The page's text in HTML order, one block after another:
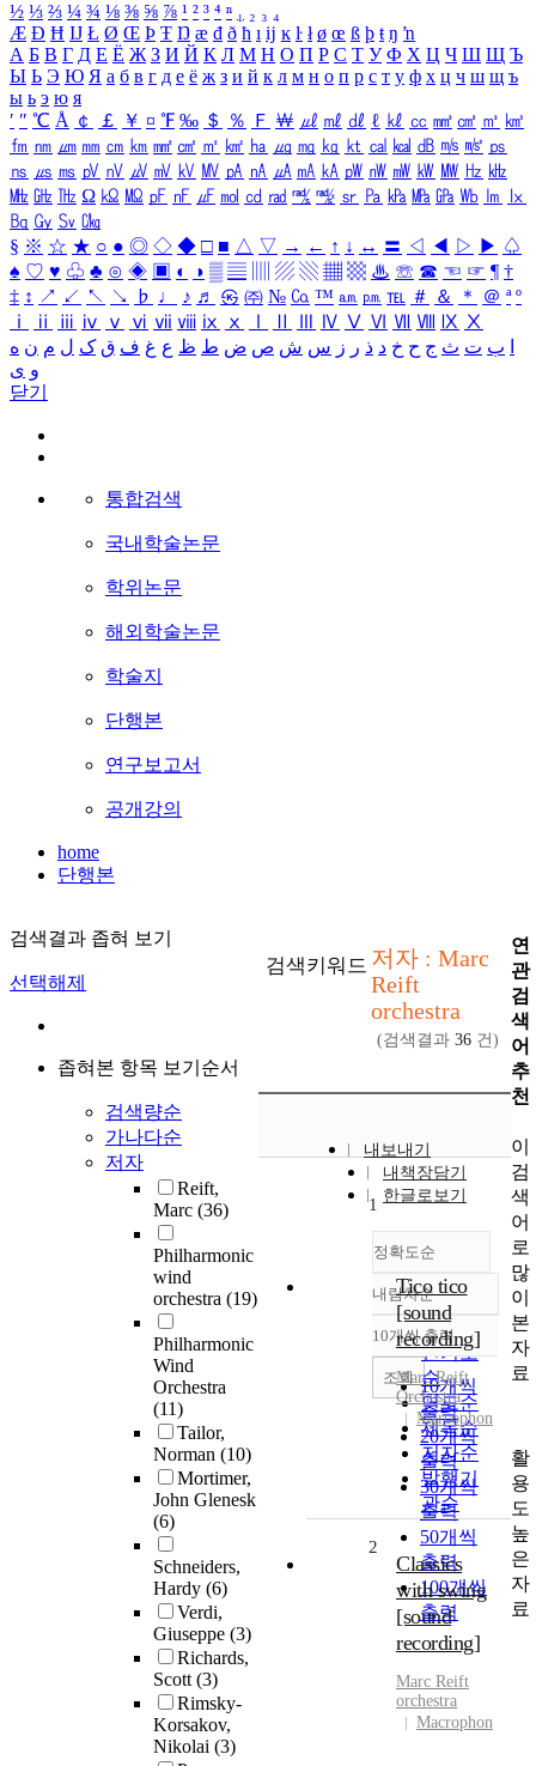
½ ⅓ ⅔ ¼ ¾ ⅛ ⅜ ⅝ ⅞ ¹ ² ³ ⁴ ⁿ ₁ ₂ ₃ ₄
Æ Ð Ħ Ĳ Ł Ø Œ Þ Ŧ Ŋ æ đ ð ħ ı ĳ ĸ ŀ ł ø œ ß þ ŧ ŋ ŉ
А Б В Г Д Е Ё Ж З И Й К Л М Н О П Р С Т У Ф Х Ц Ч Ш Щ Ъ
Ы Ь Э Ю Я а б в г д е ё ж з и й к л м н о п р с т у ф х ц ч ш щ ъ
ы ь э ю я
′ ″ ℃ Å ￠ ￡ ￥ ¤ ℉ ‰ ＄ ％ Ｆ ￦ ㎕ ㎖ ㎗ ℓ ㎘ ㏄ ㎣ ㎤ ㎥ ㎦
㎙ ㎚ ㎛ ㎜ ㎝ ㎞ ㎟ ㎠ ㎡ ㎢ ㏊ ㎍ ㎎ ㎏ ㏏ ㎈ ㎉ ㏈ ㎧ ㎨ ㎰
㎱ ㎲ ㎳ ㎴ ㎵ ㎶ ㎷ ㎸ ㎹ ㎀ ㎁ ㎂ ㎃ ㎄ ㎺ ㎻ ㎽ ㎾ ㎿ ㎐ ㎑
㎒ ㎓ ㎔ Ω ㏀ ㏁ ㎊ ㎋ ㎌ ㏖ ㏅ ㎭ ㎮ ㎯ ㏛ ㎩ ㎪ ㎫ ㎬ ㏝ ㏐
㏓
㏃ ㏉ ㏜ ㏆
§ ※ ☆ ★ ○ ● ◎ ◇ ◆ □ ■ △ ▽ → ← ↑ ↓ ↔ 〓 ◁ ◀ ▷ ▶ ♤
♠ ♡ ♥ ♧ ♣ ⊙ ◈ ▣ ◐ ◑ ▒ ▤ ▨ ▧ ▦ ▩ ♨ ☏ ☎ ☜ ☞ ¶ †
‡ ↕ ↗ ↙ ↖ ↘ ♭ ♩ ♪ ♬ ㉿ ㈜ № ㏇ ™ ㏂ ㏘ ℡ ＃ ＆ ＊ ＠ ª º
ⅰ
ⅱ ⅲ ⅳ ⅴ ⅵ ⅶ ⅷ ⅸ ⅹ Ⅳ Ⅴ Ⅵ Ⅶ Ⅷ Ⅸ Ⅹ
ب ت ث ج ح خ د ذ ر ز س ش ص ض ط ظ ع غ ف ق ک ل م ن ه
و ی
닫기
통합검색
국내학술논문
학위논문
해외학술논문
학술지
단행본
연구보고서
공개강의
home
단행본
검색결과 좁혀 보기
선택해제
좁혀본 항목 보기순서
검색량순
가나다순
저자
Reift,
Marc (36)
Philharmonic
wind
orchestra (19)
Philharmonic
Wind
Orchestra
(11)
Tailor,
Norman (10)
Mortimer,
John Glenesk
(6)
Schneiders,
Hardy (6)
Verdi,
Giuseppe (3)
Richards,
Scott(3)
Rimsky-
Korsakov,
Nikolai (3)
검색키워드 저자 : Marc
Reift
orchestra
(검색결과 36 건)
내보내기
내책장담기
한글로보기
정확도순
정확도
순
인기도
순
연도순
제목순
저자순
발행기
관순
내림차순
내림차순
10개씩 출력
10개씩
출력
20개씩
출력
30개씩
출력
50개씩
출력
100개씩
출력
조회
1
Tico tico
[sound
recording]
Marc Reift
Orchestra
Marcophon
2
Classics
with swing
[sound
recording]
Marc Reift
orchestra
Macrophon
연
관
검
색
어
추
천
이
검
색
어
로
많
이
본
자
료
활
용
도
높
은
자
료